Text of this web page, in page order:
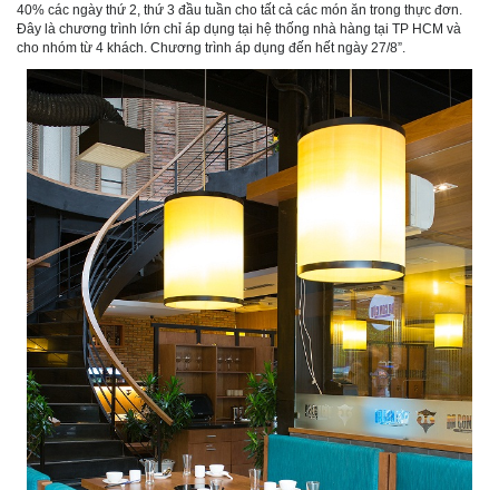
40% các ngày thứ 2, thứ 3 đầu tuần cho tất cả các món ăn trong thực đơn.
Đây là chương trình lớn chỉ áp dụng tại hệ thống nhà hàng tại TP HCM và
cho nhóm từ 4 khách. Chương trình áp dụng đến hết ngày 27/8”.